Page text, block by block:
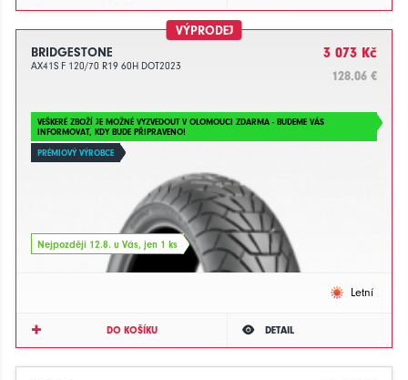
VÝPRODEJ
BRIDGESTONE
AX41S F 120/70 R19 60H DOT2023
3 073 Kč
128.06 €
VEŠKERÉ ZBOŽÍ JE MOŽNÉ VYZVEDOUT V OLOMOUCI ZDARMA - BUDEME VÁS
INFORMOVAT, KDY BUDE PŘIPRAVENO!
PRÉMIOVÝ VÝROBCE
Nejpozději 12.8. u Vás, jen 1 ks
Letní
DO KOŠÍKU DETAIL